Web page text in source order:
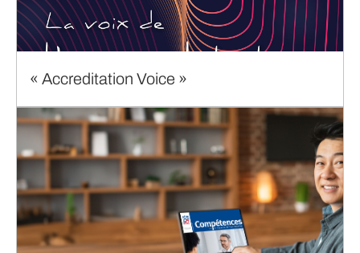
« Accreditation Voice »